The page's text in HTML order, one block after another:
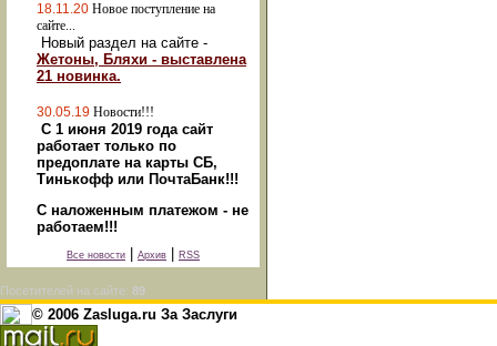
18.11.20 Новое поступление на
сайте...
Новый раздел на сайте -
Жетоны, Бляхи - выставлена
21 новинка.
30.05.19 Новости!!!
С 1 июня 2019 года сайт
работает только по
предоплате на карты СБ,
Тинькофф или ПочтаБанк!!!
С наложенным платежом - не
работаем!!!
Все новости Архив RSS
Посетителей на сайте: 89
© 2006 Zasluga.ru За Заслуги